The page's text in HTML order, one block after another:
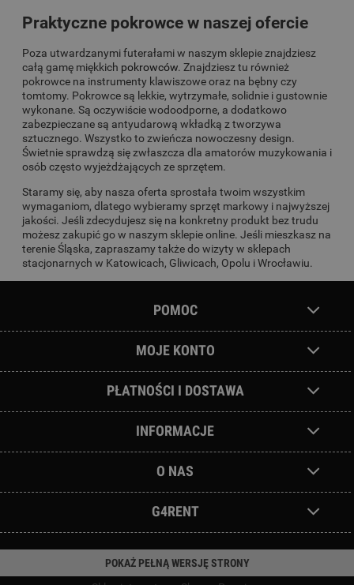
Praktyczne pokrowce w naszej ofercie
Poza utwardzanymi futerałami w naszym sklepie znajdziesz
całą gamę miękkich pokrowców. Znajdziesz tu również
pokrowce na instrumenty klawiszowe oraz na bębny czy
tomtomy. Pokrowce są lekkie, wytrzymałe, solidnie i gustownie
wykonane. Są oczywiście wodoodporne, a dodatkowo
zabezpieczane są antyudarową wkładką z tworzywa
sztucznego. Wszystko to zwieńcza nowoczesny design.
Świetnie sprawdzą się zwłaszcza dla amatorów muzykowania i
osób często wyjeżdżających ze sprzętem.
Staramy się, aby nasza oferta sprostała twoim wszystkim
wymaganiom, dlatego wybieramy sprzęt markowy i najwyższej
jakości. Jeśli zdecydujesz się na konkretny produkt bez trudu
możesz zakupić go w naszym sklepie online. Jeśli mieszkasz na
terenie Śląska, zapraszamy także do wizyty w sklepach
stacjonarnych w Katowicach, Gliwicach, Opolu i Wrocławiu.
POMOC
MOJE KONTO
PŁATNOŚCI I DOSTAWA
INFORMACJE
O NAS
G4RENT
POKAŻ PEŁNĄ WERSJĘ STRONY